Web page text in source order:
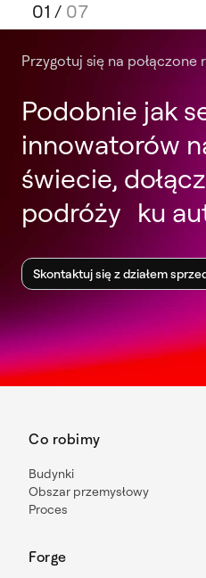
01 / 07
Przygotuj się na połączone
Podobnie jak
innowatorów
świecie,
podróży ku
Skontaktuj się z działem
Co robimy
Budynki
Obszar przemysłowy
Proces
Forge